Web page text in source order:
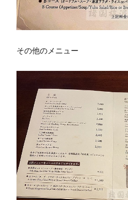
その他のメニュー